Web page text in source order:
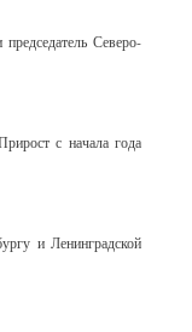
Северо-
с начала года
и Ленинградской